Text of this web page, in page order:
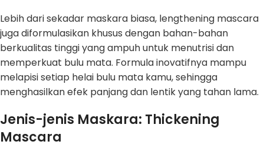
Lebih dari sekadar maskara biasa, lengthening mascara
juga diformulasikan khusus dengan bahan-bahan
berkualitas tinggi yang ampuh untuk menutrisi dan
memperkuat bulu mata. Formula inovatifnya mampu
melapisi setiap helai bulu mata kamu, sehingga
menghasilkan efek panjang dan lentik yang tahan lama.
Jenis-jenis Maskara: Thickening
Mascara